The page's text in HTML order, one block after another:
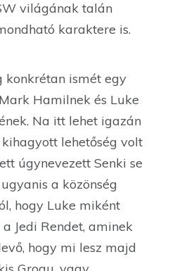
világának talán
karaktere is.
konkrétan ismét egy
Hamilnek és Luke
Na itt lehet igazán
lehetőség volt
úgynevezett Senki se
a közönség
hogy Luke miként
Jedi Rendet, aminek
hogy mi lesz majd